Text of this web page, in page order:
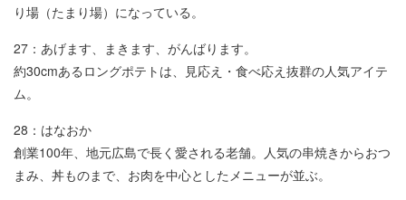
り場（たまり場）になっている。
27：あげます、まきます、がんばります。
約30cmあるロングポテトは、見応え・食べ応え抜群の人気アイテ
ム。
28：はなおか
創業100年、地元広島で長く愛される老舗。人気の串焼きからおつ
まみ、丼ものまで、お肉を中心としたメニューが並ぶ。